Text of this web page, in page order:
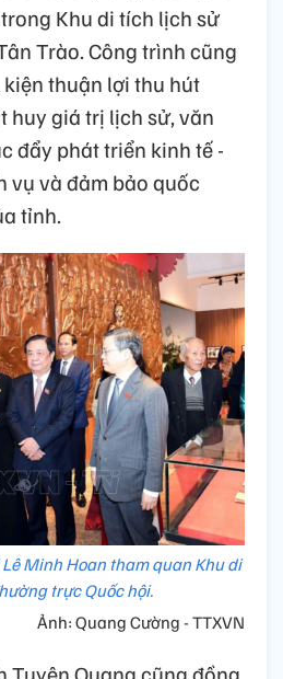
Khu di tích lịch sử
Trào. Công trình cũng
thuận lợi thu hút
huy giá trị lịch sử, văn
đẩy phát triển kinh tế -
vụ và đảm bảo quốc
tỉnh.
Minh Hoan tham quan Khu di
trực Quốc hội.
Ảnh: Quang Cường - TTXVN
Tuyên Quang cũng đồng